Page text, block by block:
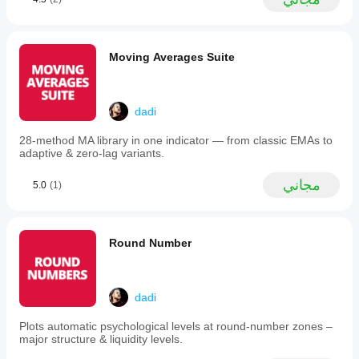
__
مزيد من المؤشرات المجانية
استكشف مجموعة واسعة من أدوات تحليل السوق—من
الدعم/المقاومة
فجوة القيمة العادلة
رقم دائري
parsing),
and
Multi-
Timeframe.
is
adjustable
a
standard
to
market
volatility.
The
features
real-
time
dynamic
Moving Averages Suite
dadi
28-method MA library in one indicator — from classic EMAs to
adaptive & zero-lag variants.
5.0 (1) مجاني
Round Number
dadi
Plots automatic psychological levels at round-number zones –
major structure & liquidity levels.